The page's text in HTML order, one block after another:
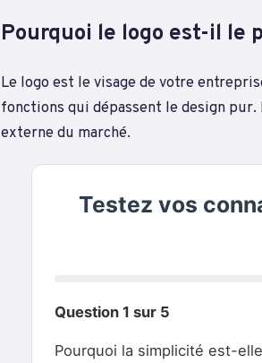
Pourquoi le logo est-il le
Le logo est le visage de votre
fonctions qui dépassent le design
externe du marché.
Testez vos
Question 1 sur 5
Pourquoi la simplicité est-